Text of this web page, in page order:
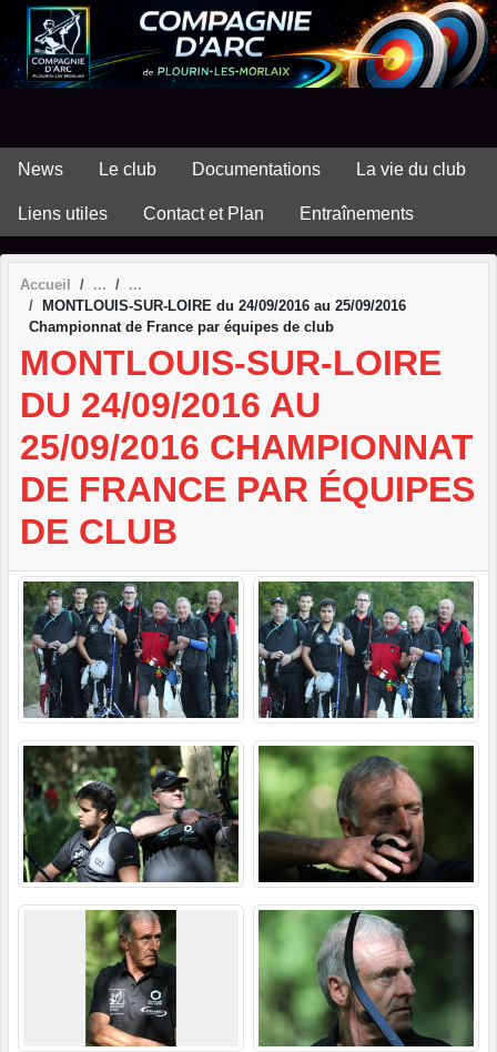
News Le club Documentations La vie du club
Liens utiles Contact et Plan Entraînements
Accueil
MONTLOUIS-SUR-LOIRE du 24/09/2016 au 25/09/2016
Championnat de France par équipes de club
MONTLOUIS-SUR-LOIRE
DU 24/09/2016 AU
25/09/2016 CHAMPIONNAT
DE FRANCE PAR ÉQUIPES
DE CLUB
Panneau de gestion des cookies